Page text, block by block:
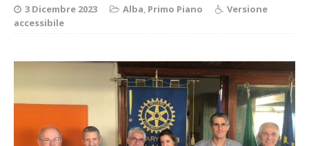
3 Dicembre 2023 Alba, Primo Piano
Versione
accessibile